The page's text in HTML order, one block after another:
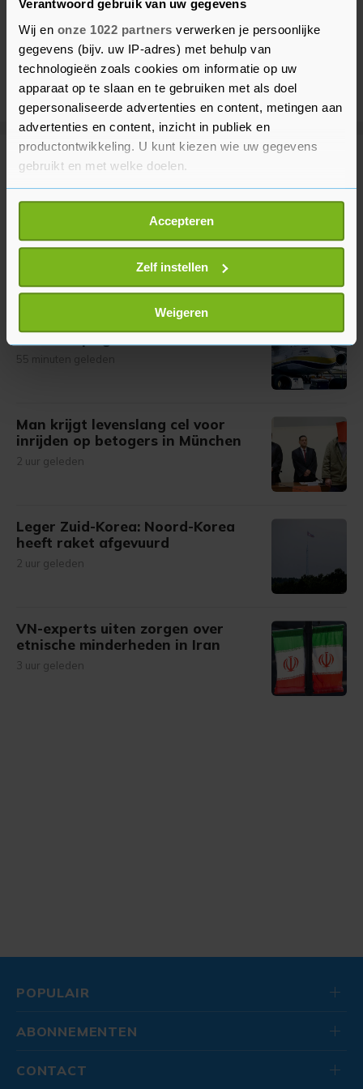
Verantwoord gebruik van uw gegevens
Wij en onze 1022 partners verwerken je persoonlijke
gegevens (bijv. uw IP-adres) met behulp van
technologieën zoals cookies om informatie op uw
apparaat op te slaan en te gebruiken met als doel
gepersonaliseerde advertenties en content, metingen aan
advertenties en content, inzicht in publiek en
productontwikkeling. U kunt kiezen wie uw gegevens
gebruikt en met welke doelen.
Als u het toestaat, willen we ook graag:
Informatie verzamelen over uw geografische
locatie, die tot een paar meter nauwkeurig kan zijn
Uw apparaat identificeren door het actief te
scannen op specifieke eigenschappen (fingerprinting)
Lees meer over hoe uw persoonlijke gegevens worden
verwerkt en stel uw voorkeuren in het
U kunt uw toestemming op elk moment wijzigen of
intrekken in de Cookieverklaring.
bezoek makkelijker en persoonlijker. Op
onze cookiepagina kun je ons cookiebeleid bekijken en je
gemaakte keuze altijd wijzigen of intrekken.
Accepteren
Zelf instellen
Weigeren
Meer uit Buitenland
EU: migranten niet van Ceuta
doorgereisd naar vasteland
Spanje
Media: vliegtuig naast explosieve
drone Leipzig zat vol munitie
55 minuten geleden
Man krijgt levenslang cel voor
inrijden op betogers in München
2 uur geleden
Leger Zuid-Korea: Noord-Korea
heeft raket afgevuurd
2 uur geleden
VN-experts uiten zorgen over
etnische minderheden in Iran
3 uur geleden
POPULAIR
ABONNEMENTEN
CONTACT